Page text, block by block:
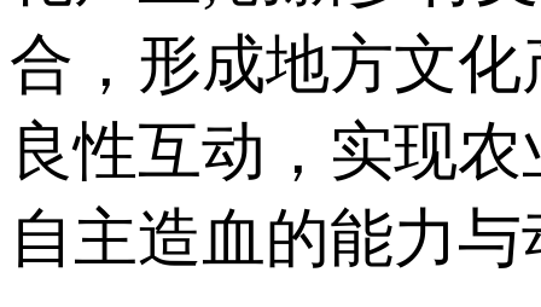
合，形成地方文
良性互动，实现
自主造血的能力